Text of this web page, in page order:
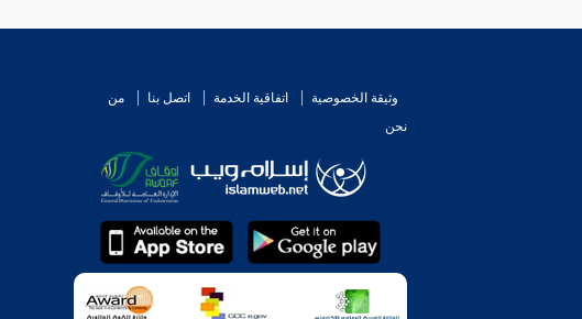
وثيقة الخصوصية اتفاقية الخدمة اتصل بنا
من
نحن